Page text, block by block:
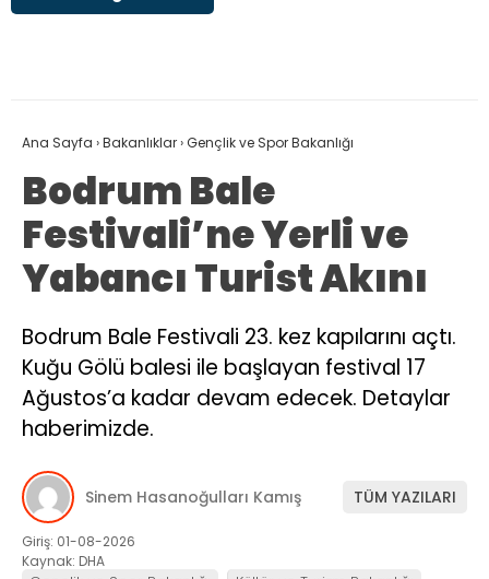
Ana Sayfa ›Bakanlıklar›Gençlik ve Spor Bakanlığı
Bodrum Bale
Festivali’ne Yerli ve
Yabancı Turist Akını
Bodrum Bale Festivali 23. kez kapılarını açtı.
Kuğu Gölü balesi ile başlayan festival 17
Ağustos’a kadar devam edecek. Detaylar
haberimizde.
Sinem Hasanoğulları Kamış TÜM YAZILARI
Giriş: 01-08-2026
Kaynak: DHA